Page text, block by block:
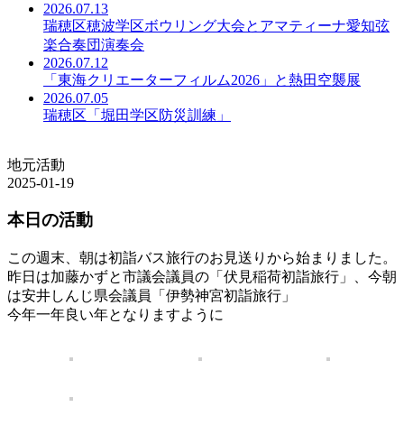
2026.07.13
瑞穂区穂波学区ボウリング大会とアマティーナ愛知弦
楽合奏団演奏会
2026.07.12
「東海クリエーターフィルム2026」と熱田空襲展
2026.07.05
瑞穂区「堀田学区防災訓練」
地元活動
2025-01-19
本日の活動
この週末、朝は初詣バス旅行のお見送りから始まりました。
昨日は加藤かずと市議会議員の「伏見稲荷初詣旅行」、今朝
は安井しんじ県会議員「伊勢神宮初詣旅行」
今年一年良い年となりますように